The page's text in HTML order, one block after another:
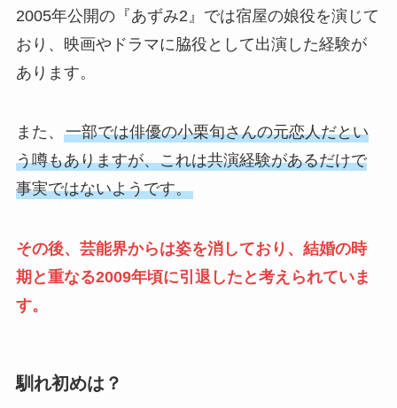
2005年公開の『あずみ2』では宿屋の娘役を演じて
おり、映画やドラマに脇役として出演した経験が
あります。
また、 一部では俳優の小栗旬さんの元恋人だとい
う噂もありますが、これは共演経験があるだけで
事実ではないようです。
その後、芸能界からは姿を消しており、結婚の時
期と重なる2009年頃に引退したと考えられていま
す。
馴れ初めは？